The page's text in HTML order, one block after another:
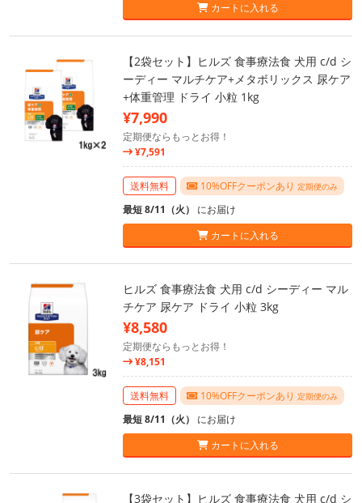
カートに入れる
【2袋セット】ヒルズ 食事療法食 犬用 c/d シ
ーディー マルチケア+メタボリックス 尿ケア
+体重管理 ドライ 小粒 1kg
¥7,990
定期便ならもっとお得！
¥7,591
送料無料 10%OFFクーポンあり 定期便のみ
最短 8/11（火） にお届け
カートに入れる
ヒルズ 食事療法食 犬用 c/d シーディー マル
チケア 尿ケア ドライ 小粒 3kg
¥8,580
定期便ならもっとお得！
¥8,151
送料無料 10%OFFクーポンあり 定期便のみ
最短 8/11（火） にお届け
カートに入れる
【3袋セット】ヒルズ 食事療法食 犬用 c/d シ